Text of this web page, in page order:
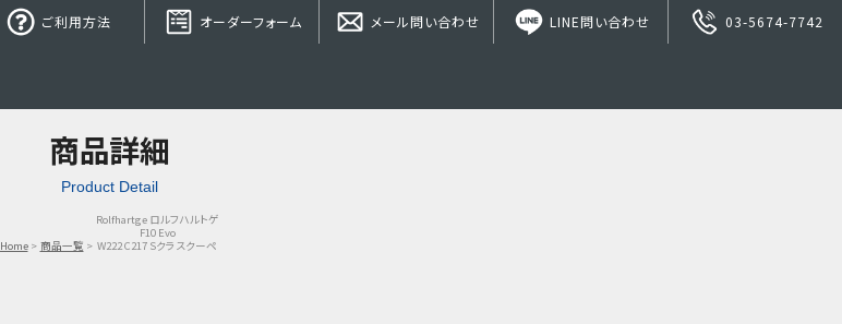
ご利用方法 オーダーフォーム メール問い合わせ LINE問い合わせ 03-5674-7742
商品詳細
Product Detail
Home 商品一覧
Rolfhartge ロルフハルトゲ
F10 Evo
W222 C217 Sクラスクーペ